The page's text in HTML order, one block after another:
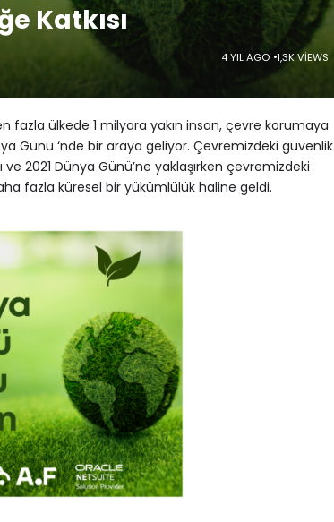
Katkısı
4 YIL AGO 1,3K VIEWS
fazla ülkede 1 milyara yakın insan, çevre korumaya
Günü ‘nde bir araya geliyor. Çevremizdeki güvenlik
2021 Dünya Günü’ne yaklaşırken çevremizdeki
fazla küresel bir yükümlülük haline geldi.